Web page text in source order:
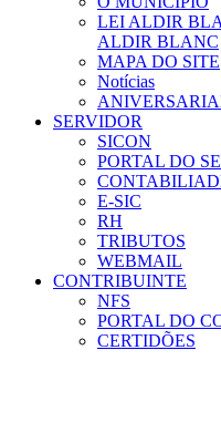
LEI ALDIR
ALDIR BLANC
MAPA DO SITE
Notícias
SERVIDOR
SICON
PORTAL DO
E-SIC
RH
TRIBUTOS
WEBMAIL
CONTRIBUINTE
NFS
PORTAL DO
CERTIDÕES